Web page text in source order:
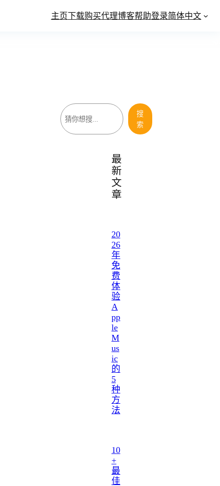
主页下载购买代理博客帮助登录简体中文
搜
索
搜
索
最
新
文
章
20
26
年
免
费
体
验
A
pp
le
M
us
ic
的
5
种
方
法
10
+
最
佳